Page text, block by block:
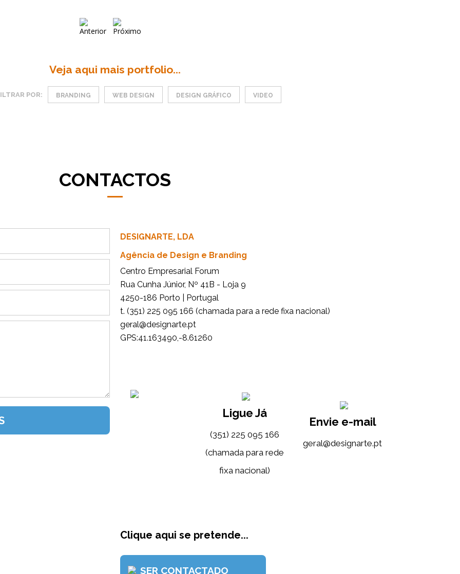
Veja aqui mais portfolio...
POR: BRANDING WEB DESIGN DESIGN GRÁFICO VIDEO
CONTACTOS
DESIGNARTE, LDA
Agência de Design e Branding
Centro Empresarial Forum
Rua Cunha Júnior, Nº 41B - Loja 9
4250-186 Porto | Portugal
t. (351) 225 095 166 (chamada para a rede fixa nacional)
tp.etrangised@lareg
GPS:41.163490,-8.61260
Ligue Já
(351) 225 095 166
(chamada para rede
fixa nacional)
Envie e-mail
tp.etrangised@lareg
Clique aqui se pretende...
SER CONTACTADO